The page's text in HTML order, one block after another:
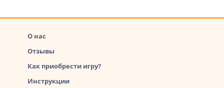
О нас
Отзывы
Как приобрести игру?
Инструкции